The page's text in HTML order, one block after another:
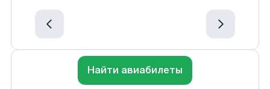
Найти авиабилеты